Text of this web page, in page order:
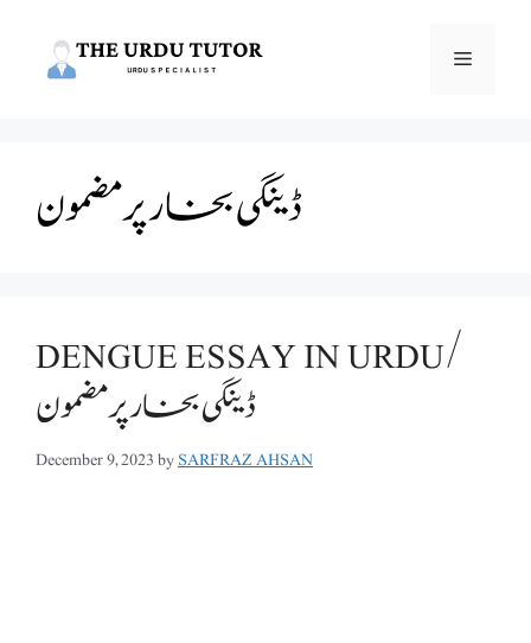
Menu
ڈینگی بخار پر مضمون
DENGUE ESSAY IN URDU/
ڈینگی بخار پر مضمون
December 9, 2023bySARFRAZ AHSAN